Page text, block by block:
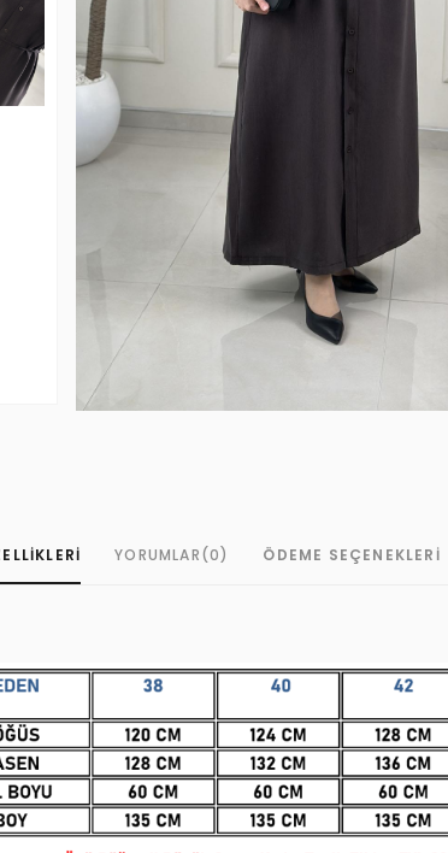
YORUMLAR(0) ÖDEME SEÇENEKLERI